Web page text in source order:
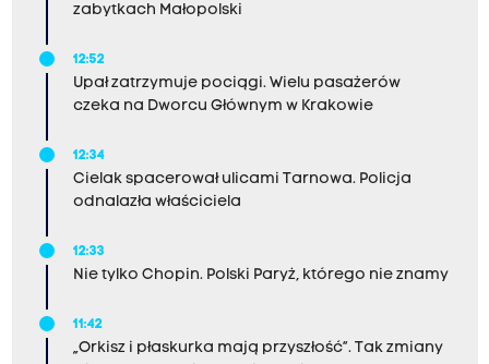
zabytkach Małopolski
12:52
Upał zatrzymuje pociągi. Wielu pasażerów
czeka na Dworcu Głównym w Krakowie
12:34
Cielak spacerował ulicami Tarnowa. Policja
odnalazła właściciela
12:33
Nie tylko Chopin. Polski Paryż, którego nie znamy
11:42
„Orkisz i płaskurka mają przyszłość”. Tak zmiany